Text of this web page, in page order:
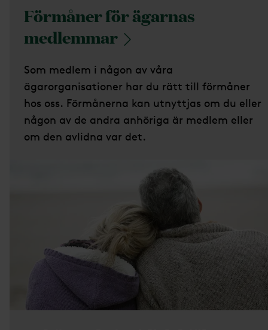
Förmåner för ägarnas
medlemmar
Som medlem i någon av våra
ägarorganisationer har du rätt till förmåner
hos oss. Förmånerna kan utnyttjas om du eller
någon av de andra anhöriga är medlem eller
om den avlidna var det.